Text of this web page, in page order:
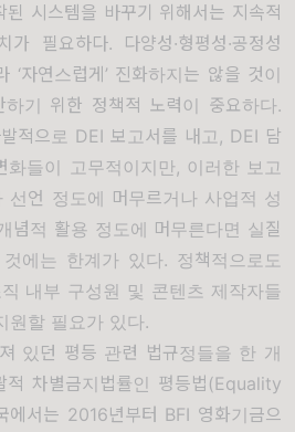
된 시스템을 바꾸기 위해서는 지속적
가 필요하다. 다양성·형평성·공정성
‘자연스럽게’ 진화하지는 않을 것이
하기 위한 정책적 노력이 중요하다.
적으로 DEI 보고서를 내고 , DEI 담
화들이 고무적이지만, 이러한 보고
선언 정도에 머무르거나 사업적 성
념적 활용 정도에 머무른다면 실질
에는 한계가 있다. 정책적으로도
내부 구성원 및 콘텐츠 제작자들
원할 필요가 있다.
있던 평등 관련 법규정들을 한 개
차별금지법률인 평등법 (Equality
에서는 2016년부터 BFI 영화기금으